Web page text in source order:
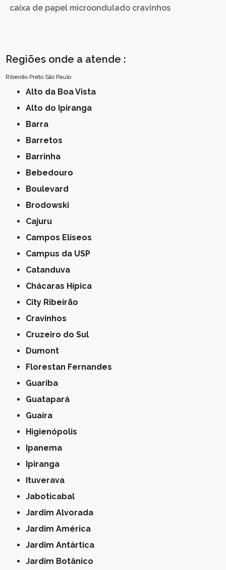
caixa de papel microondulado cravinhos
Regiões onde a atende :
Ribeirão Preto São Paulo
Alto da Boa Vista
Alto do Ipiranga
Barra
Barretos
Barrinha
Bebedouro
Boulevard
Brodowski
Cajuru
Campos Elíseos
Campus da USP
Catanduva
Chácaras Hípica
City Ribeirão
Cravinhos
Cruzeiro do Sul
Dumont
Florestan Fernandes
Guariba
Guatapará
Guaíra
Higienópolis
Ipanema
Ipiranga
Ituverava
Jaboticabal
Jardim Alvorada
Jardim América
Jardim Antártica
Jardim Botânico